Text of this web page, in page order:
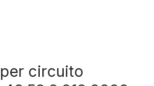
circuito